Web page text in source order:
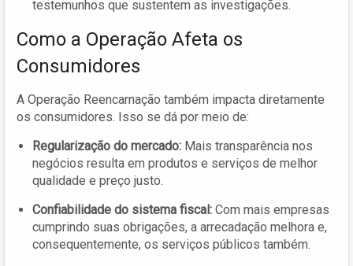
testemunhos que sustentem as investigações.
Como a Operação Afeta os
Consumidores
A Operação Reencarnação também impacta diretamente
os consumidores. Isso se dá por meio de:
Regularização do mercado: Mais transparência nos
negócios resulta em produtos e serviços de melhor
qualidade e preço justo.
Confiabilidade do sistema fiscal: Com mais empresas
cumprindo suas obrigações, a arrecadação melhora e,
consequentemente, os serviços públicos também.